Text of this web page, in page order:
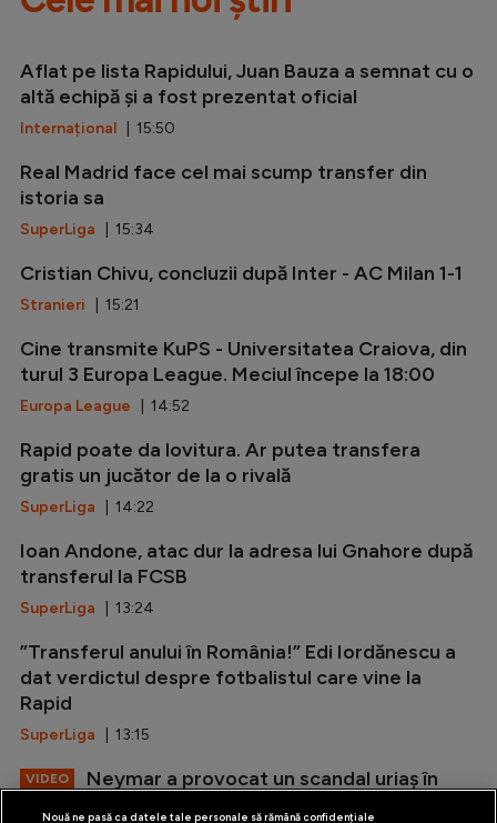
Aflat pe lista Rapidului, Juan Bauza a semnat cu o
altă echipă și a fost prezentat oficial
Internațional | 15:50
Real Madrid face cel mai scump transfer din
istoria sa
SuperLiga | 15:34
Cristian Chivu, concluzii după Inter - AC Milan 1-1
Stranieri | 15:21
Cine transmite KuPS - Universitatea Craiova, din
turul 3 Europa League. Meciul începe la 18:00
Europa League | 14:52
Rapid poate da lovitura. Ar putea transfera
gratis un jucător de la o rivală
SuperLiga | 14:22
Ioan Andone, atac dur la adresa lui Gnahore după
transferul la FCSB
SuperLiga | 13:24
”Transferul anului în România!” Edi Iordănescu a
dat verdictul despre fotbalistul care vine la
Rapid
SuperLiga | 13:15
VIDEO
Neymar a provocat un scandal uriaș în
Nouă ne pasă ca datele tale personale să rămână confidențiale